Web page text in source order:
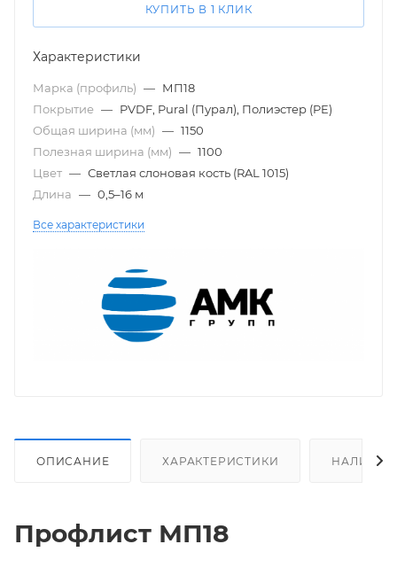
КУПИТЬ В 1 КЛИК
Характеристики
Марка (профиль) — МП18
Покрытие — PVDF, Pural (Пурал), Полиэстер (PE)
Общая ширина (мм) — 1150
Полезная ширина (мм) — 1100
Цвет — Светлая слоновая кость (RAL 1015)
Длина — 0,5–16 м
Все характеристики
ОПИСАНИЕ ХАРАКТЕРИСТИКИ НАЛИЧИЕ
Профлист МП18